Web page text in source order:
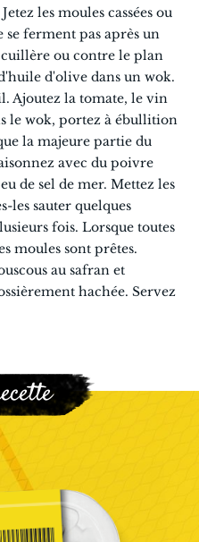
les moules cassées ou
se ferment pas après un
ou contre le plan
d'olive dans un wok.
Ajoutez la tomate, le vin
le wok, portez à ébullition
la majeure partie du
avec du poivre
de sel de mer. Mettez les
les sauter quelques
fois. Lorsque toutes
moules sont prêtes.
au safran et
hachée. Servez